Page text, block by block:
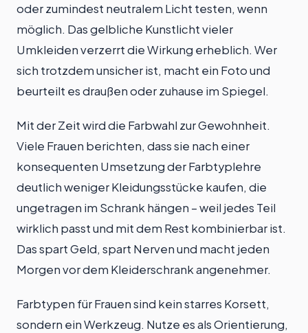
oder zumindest neutralem Licht testen, wenn
möglich. Das gelbliche Kunstlicht vieler
Umkleiden verzerrt die Wirkung erheblich. Wer
sich trotzdem unsicher ist, macht ein Foto und
beurteilt es draußen oder zuhause im Spiegel.
Mit der Zeit wird die Farbwahl zur Gewohnheit.
Viele Frauen berichten, dass sie nach einer
konsequenten Umsetzung der Farbtyplehre
deutlich weniger Kleidungsstücke kaufen, die
ungetragen im Schrank hängen – weil jedes Teil
wirklich passt und mit dem Rest kombinierbar ist.
Das spart Geld, spart Nerven und macht jeden
Morgen vor dem Kleiderschrank angenehmer.
Farbtypen für Frauen sind kein starres Korsett,
sondern ein Werkzeug. Nutze es als Orientierung,